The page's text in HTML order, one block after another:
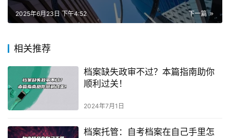
下一篇
2025年6月23日 下午4:52
相关推荐
档案缺失政审不过？本篇指南助你
顺利过关！
2024年7月1日
档案托管：自考档案在自己手里怎